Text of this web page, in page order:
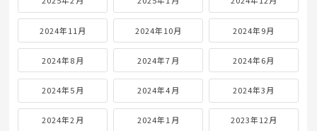
2024年11月 2024年10月 2024年9月
2024年8月 2024年7月 2024年6月
2024年5月 2024年4月 2024年3月
2024年2月 2024年1月 2023年12月